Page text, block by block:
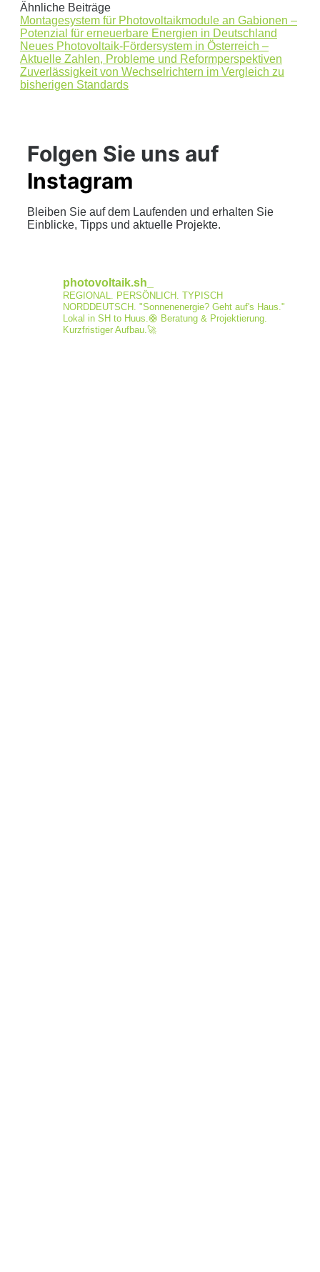
Ähnliche Beiträge
Montagesystem für Photovoltaikmodule an Gabionen –
Potenzial für erneuerbare Energien in Deutschland
Neues Photovoltaik-Fördersystem in Österreich –
Aktuelle Zahlen, Probleme und Reformperspektiven
Zuverlässigkeit von Wechselrichtern im Vergleich zu
bisherigen Standards
Folgen Sie uns auf
Instagram
Bleiben Sie auf dem Laufenden und erhalten Sie
Einblicke, Tipps und aktuelle Projekte.
photovoltaik.sh_
REGIONAL. PERSÖNLICH. TYPISCH
NORDDEUTSCH. "Sonnenenergie? Geht auf's Haus."
Lokal in SH to Huus.🛟 Beratung & Projektierung.
Kurzfristiger Aufbau.🚀